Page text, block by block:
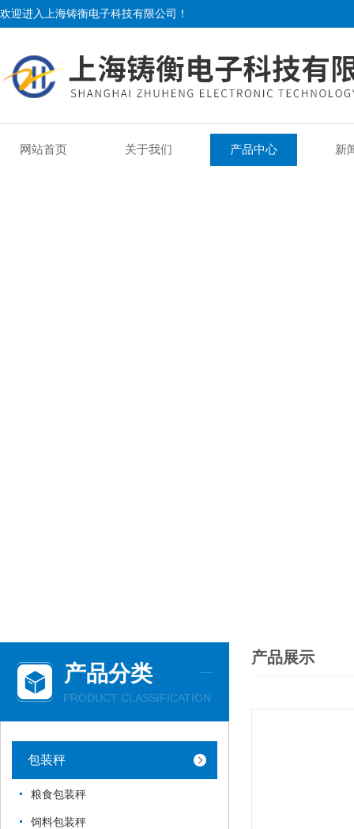
欢迎进入上海铸衡电子科技有限公司！
网站首页 关于我们 产品中心 新
产品分类
PRODUCT CLASSIFICATION
包装秤
粮食包装秤
饲料包装秤
产品展示